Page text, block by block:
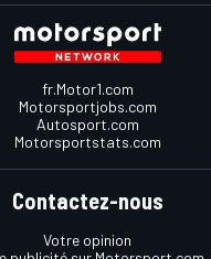
fr.Motor1.com
Motorsportjobs.com
Autosport.com
Motorsportstats.com
Contactez-nous
Votre opinion